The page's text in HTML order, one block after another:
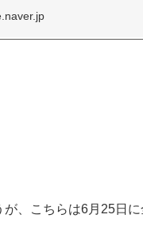
、こちらは6月25日に